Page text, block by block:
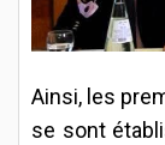
Ainsi, les
se sont